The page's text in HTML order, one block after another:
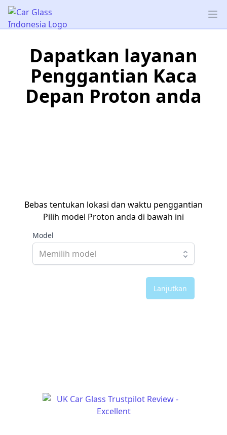
Car Glass Indonesia
Dapatkan layanan
Penggantian Kaca
Depan Proton anda
Bebas tentukan lokasi dan waktu penggantian
Pilih model Proton anda di bawah ini
Model
Lanjutkan